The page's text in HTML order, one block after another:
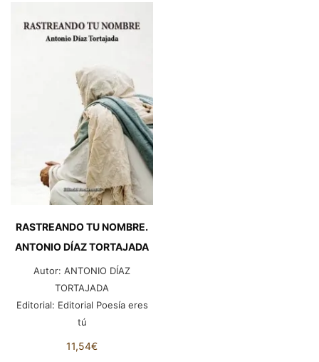
RASTREANDO TU NOMBRE.
ANTONIO DÍAZ TORTAJADA
Autor: ANTONIO DÍAZ
TORTAJADA
Editorial: Editorial Poesía eres
tú
11,54€